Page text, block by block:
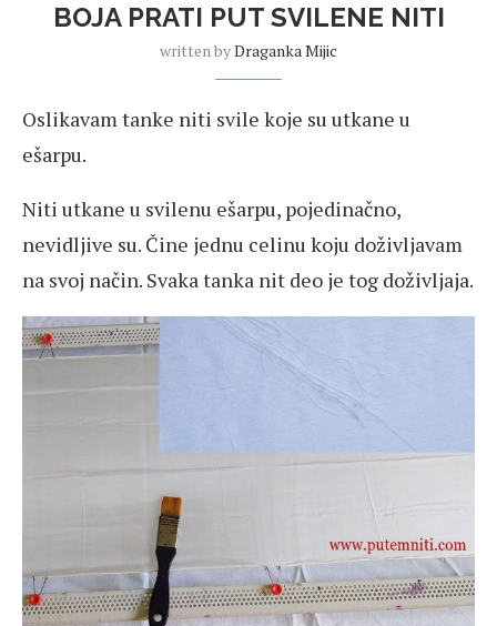
BOJA PRATI PUT SVILENE NITI
written byDraganka Mijic
Oslikavam tanke niti svile koje su utkane u
ešarpu.
Niti utkane u svilenu ešarpu, pojedinačno,
nevidljive su. Čine jednu celinu koju doživljavam
na svoj način. Svaka tanka nit deo je tog doživljaja.